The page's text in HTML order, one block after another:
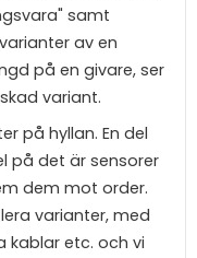
samt
av en
på en givare, ser
variant.
på hyllan. En del
på det är sensorer
dem mot order.
varianter, med
kablar etc. och vi